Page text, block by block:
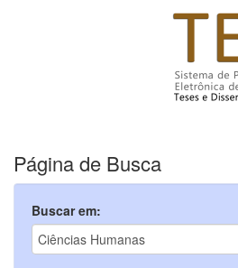
Página de Busca
Buscar em: